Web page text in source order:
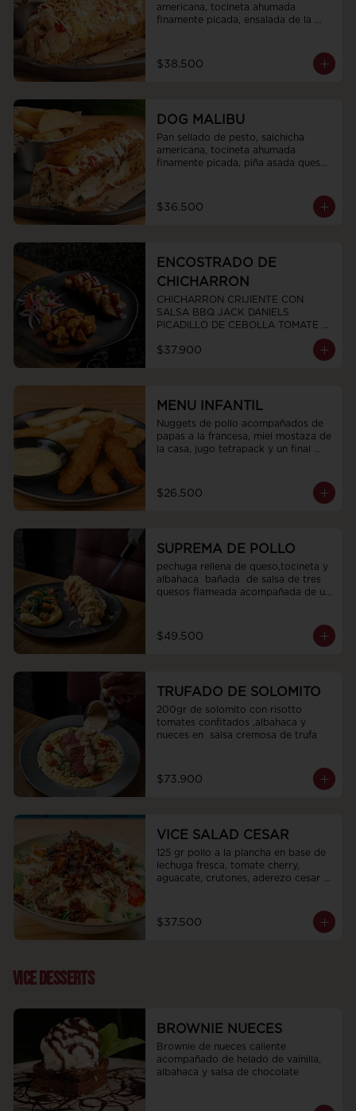
americana, tocineta ahumada
finamente picada, ensalada de la
$38.500
DOG MALIBU
Pan sellado de pesto, salchicha
americana, tocineta ahumada
finamente picada, piña asada queso
$36.500
ENCOSTRADO DE
CHICHARRON
CHICHARRON CRIJIENTE CON
SALSA BBQ JACK DANIELS
PICADILLO DE CEBOLLA TOMATE Y
$37.900
MENU INFANTIL
Nuggets de pollo acompañados de
papas a la francesa, miel mostaza de
la casa, jugo tetrapack y un final
$26.500
SUPREMA DE POLLO
pechuga rellena de queso,tocineta y
albahaca  bañada  de salsa de tres
quesos flameada acompañada de un
pimienta
$49.500
TRUFADO DE SOLOMITO
200gr de solomito con risotto
tomates confitados ,albahaca y
nueces en  salsa cremosa de trufa
$73.900
VICE SALAD CESAR
125 gr pollo a la plancha en base de
lechuga fresca, tomate cherry,
aguacate, crutones, aderezo cesar
$37.500
VICE DESSERTS
BROWNIE NUECES
Brownie de nueces caliente
acompañado de helado de vainilla,
albahaca y salsa de chocolate